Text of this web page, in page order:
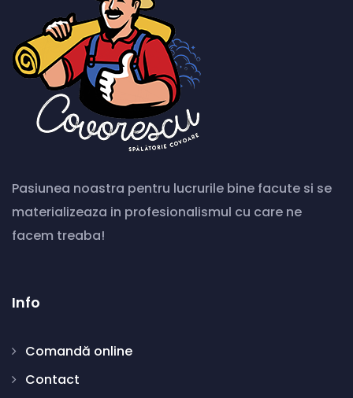
Pasiunea noastra pentru lucrurile bine facute si se
materializeaza in profesionalismul cu care ne
facem treaba!
Info
Comandă online
Contact